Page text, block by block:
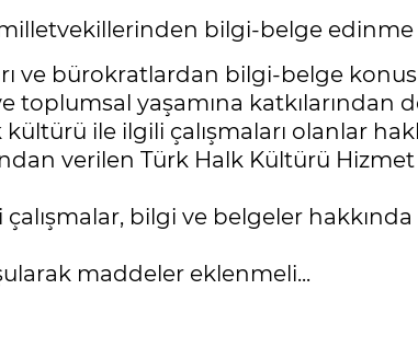
bilgi-belge
ve bürokratlardan bilgi-belge
yaşamına katkılarından
ile ilgili çalışmaları olanlar
verilen Türk Halk Kültürü
bilgi ve belgeler
maddeler eklenmeli...